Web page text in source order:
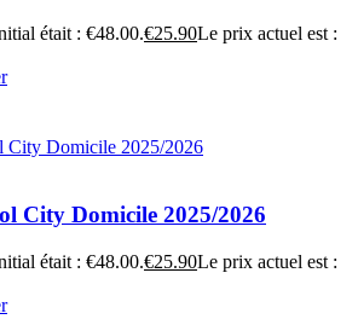
était : €48.00.€25.90Le prix actuel est :
City Domicile 2025/2026
était : €48.00.€25.90Le prix actuel est :